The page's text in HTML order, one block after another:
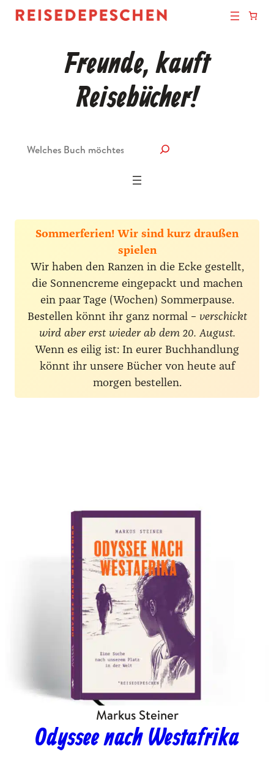
Freunde, kauft
Reisebücher!
Sommerferien! Wir sind kurz draußen
spielen
Wir haben den Ranzen in die Ecke gestellt,
die Sonnencreme eingepackt und machen
ein paar Tage (Wochen) Sommerpause.
Bestellen könnt ihr ganz normal – verschickt
wird aber erst wieder ab dem 20. August.
Wenn es eilig ist: In eurer Buchhandlung
könnt ihr unsere Bücher von heute auf
morgen bestellen.
Markus Steiner
Odyssee nach Westafrika